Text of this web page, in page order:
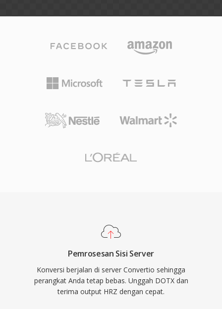
Pemrosesan Sisi Server
Konversi berjalan di server Convertio sehingga
perangkat Anda tetap bebas. Unggah DOTX dan
terima output HRZ dengan cepat.